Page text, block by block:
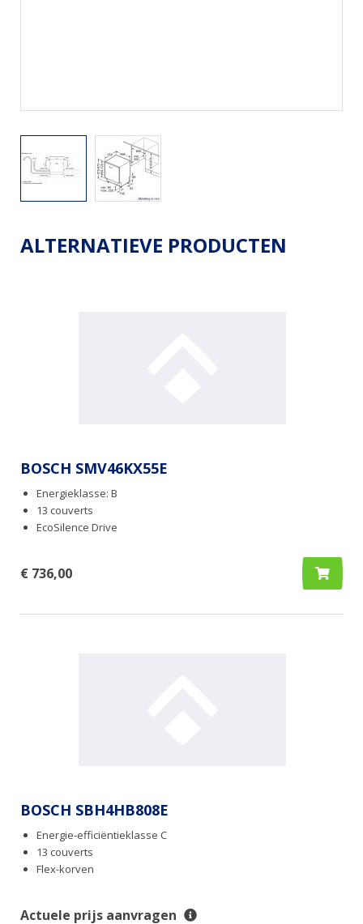
ALTERNATIEVE PRODUCTEN
BOSCH SMV46KX55E
Energieklasse: B
13 couverts
EcoSilence Drive
€ 736,00
BOSCH SBH4HB808E
Energie-efficiëntieklasse C
13 couverts
Flex-korven
Actuele prijs aanvragen